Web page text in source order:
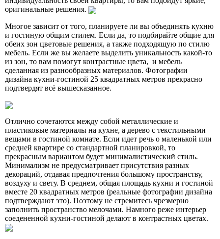
оригинальные решения.
Многое зависит от того, планируете ли вы объединять кухню
и гостиную общим стилем. Если да, то подбирайте общие для
обеих зон цветовые решения, а также подходящую по стилю
мебель. Если же вы желаете выделить уникальность какой-то
из зон, то вам помогут контрастные цвета, и мебель
сделанная из разнообразных материалов. Фотографии
дизайна кухни-гостиной 25 квадратных метров прекрасно
подтвердят всё вышесказанное.
Отлично сочетаются между собой металлические и
пластиковые материалы на кухне, а дерево с текстильными
вещами в гостиной комнате. Если идет речь о маленькой или
средней квартире со стандартной планировкой, то
прекрасным вариантом будет минималистический стиль.
Минимализм не предусматривает присутствия разных
декораций, отдавая предпочтения большому пространству,
воздуху и свету. В среднем, общая площадь кухни и гостиной
вместе 20 квадратных метров (реальные фотографии дизайна
подтверждают это). Поэтому не стремитесь чрезмерно
заполнить пространство мелочами. Намного реже интерьер
соедененной кухни-гостиной делают в контрастных цветах.